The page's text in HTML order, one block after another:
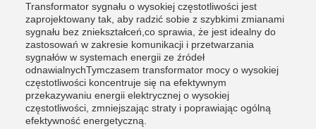
Transformator sygnału o wysokiej częstotliwości jest
zaprojektowany tak, aby radzić sobie z szybkimi zmianami
sygnału bez zniekształceń,co sprawia, że jest idealny do
zastosowań w zakresie komunikacji i przetwarzania
sygnałów w systemach energii ze źródeł
odnawialnychTymczasem transformator mocy o wysokiej
częstotliwości koncentruje się na efektywnym
przekazywaniu energii elektrycznej o wysokiej
częstotliwości, zmniejszając straty i poprawiając ogólną
efektywność energetyczną.